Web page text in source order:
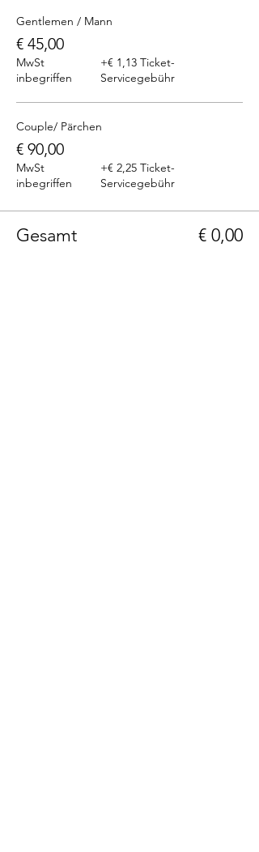
Gentlemen / Mann
€ 45,00
MwSt
inbegriffen
+€ 1,13 Ticket-
Servicegebühr
Couple/ Pärchen
€ 90,00
MwSt
inbegriffen
+€ 2,25 Ticket-
Servicegebühr
Gesamt € 0,00